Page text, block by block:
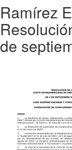
Ramírez
de